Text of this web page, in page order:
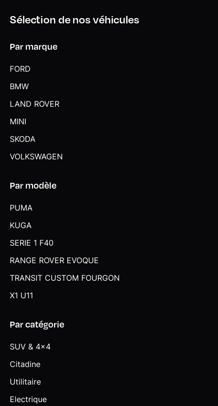
Touches multifonctions sur le volant avec régulateur de
Triangle de présignalisation
Tuner DAB
Volant Sport gainé Cuir
Sélection de nos véhicules
Par marque
FORD
BMW
LAND ROVER
MINI
SKODA
VOLKSWAGEN
Par modèle
PUMA
KUGA
SERIE 1 F40
RANGE ROVER EVOQUE
TRANSIT CUSTOM FOURGON
X1 U11
Par catégorie
SUV & 4x4
Citadine
Utilitaire
Electrique